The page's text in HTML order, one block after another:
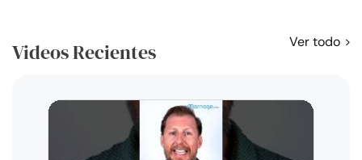
Videos Recientes Ver todo